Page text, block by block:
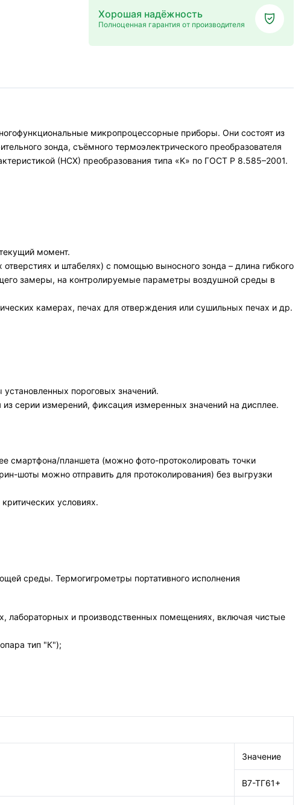
Хорошая надёжность
Полноценная гарантия от производителя
микропроцессорные приборы. Они состоят из
зонда, съёмного термоэлектрического преобразователя
(НСХ) преобразования типа «K» по ГОСТ Р 8.585–2001.
момент.
и штабелях) с помощью выносного зонда – длина гибкого
замеры, на контролируемые параметры воздушной среды в
камерах, печах для отверждения или сушильных печах и др.
пороговых значений.
серии измерений, фиксация измеренных значений на дисплее.
смартфона/планшета (можно фото-протоколировать точки
шоты можно отправить для протоколирования) без выгрузки
условиях.
среды. Термогигрометры портативного исполнения
лабораторных и производственных помещениях, включая чистые
тип "К");
Значение
В7-ТГ61+